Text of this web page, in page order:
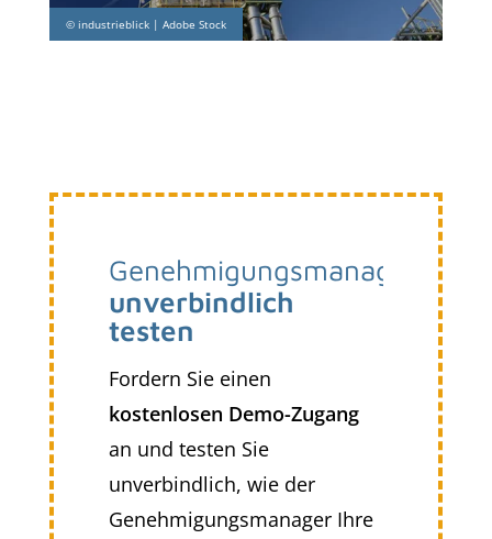
Genehmigungsmanagement
unverbindlich
testen
Fordern Sie einen
kostenlosen Demo-Zugang
an und testen Sie
unverbindlich, wie der
Genehmigungsmanager Ihre